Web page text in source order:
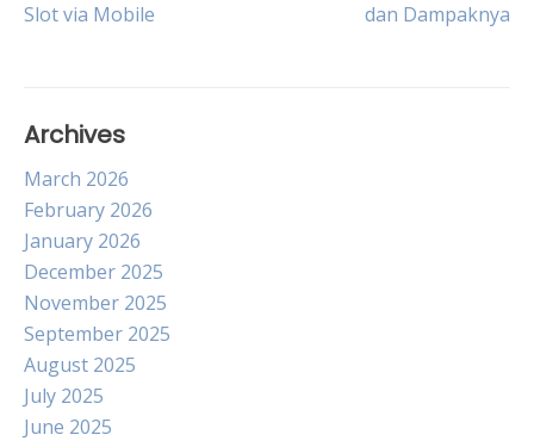
navigation
Slot via Mobile
dan Dampaknya
Archives
March 2026
February 2026
January 2026
December 2025
November 2025
September 2025
August 2025
July 2025
June 2025